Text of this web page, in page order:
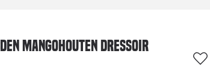
Mangohouten Dressoir